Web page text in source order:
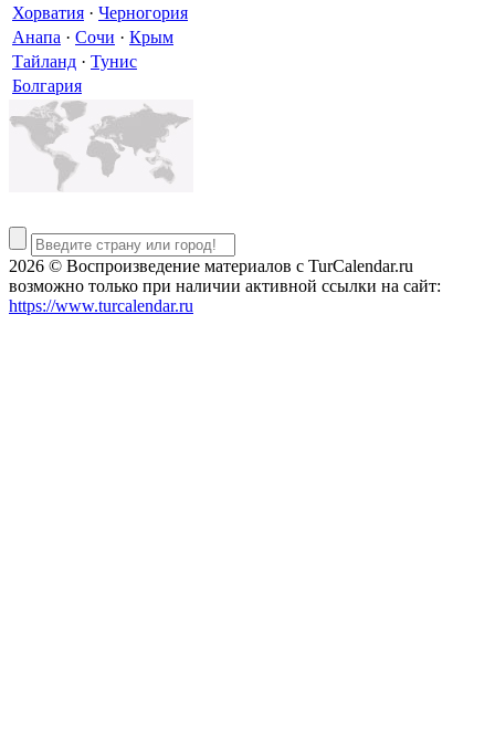
Хорватия · Черногория
Анапа · Сочи · Крым
Тайланд · Тунис
Болгария
2026 © Воспроизведение материалов c TurCalendar.ru
возможно только при наличии активной ссылки на сайт:
https://www.turcalendar.ru